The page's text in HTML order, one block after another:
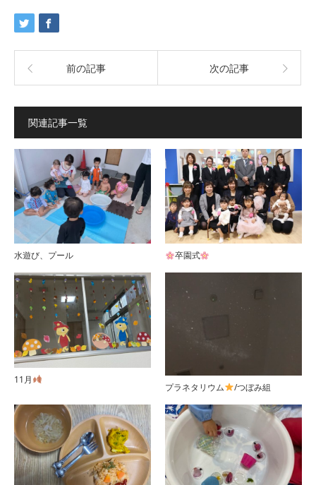
前の記事 次の記事
関連記事一覧
水遊び、プール 卒園式
11月
プラネタリウム /つぼみ組